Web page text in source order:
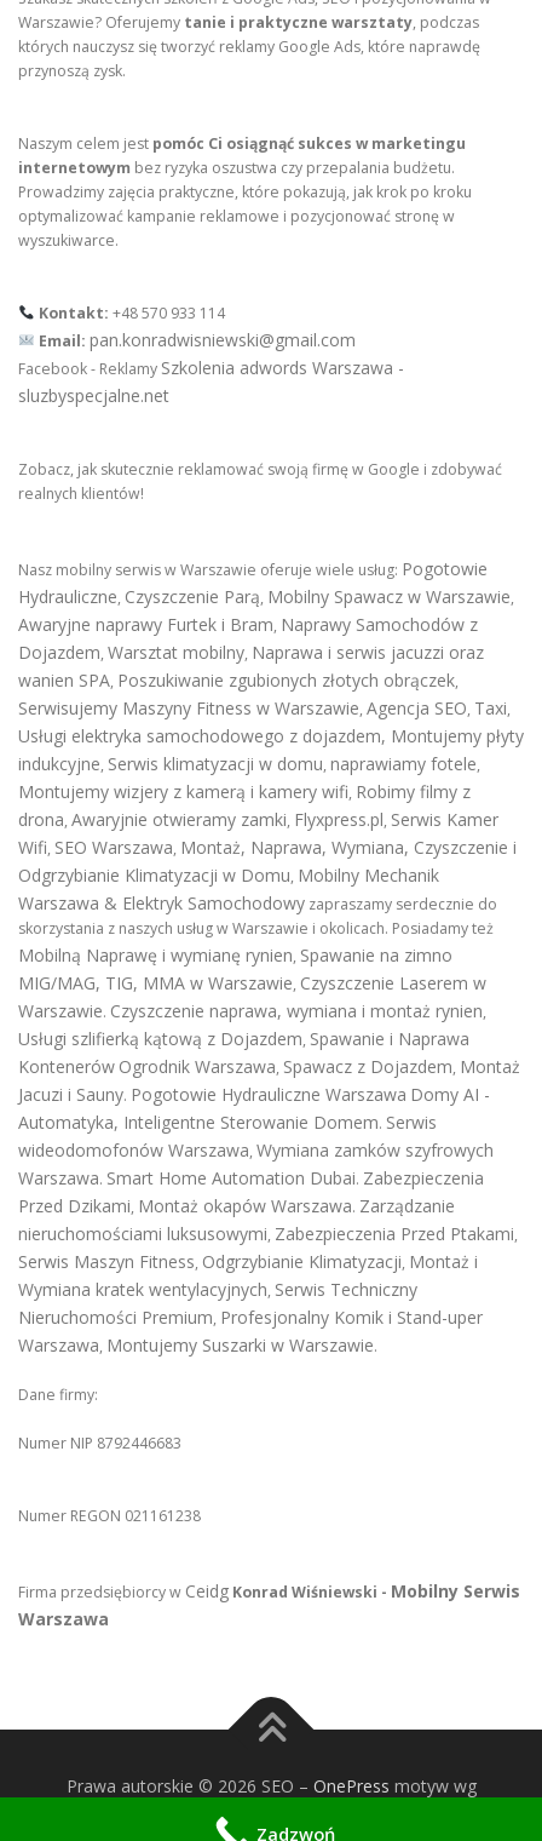
Warszawie? Oferujemy tanie i praktyczne warsztaty, podczas
których nauczysz się tworzyć reklamy Google Ads, które naprawdę
przynoszą zysk.
Naszym celem jest pomóc Ci osiągnąć sukces w marketingu
internetowym bez ryzyka oszustwa czy przepalania budżetu.
Prowadzimy zajęcia praktyczne, które pokazują, jak krok po kroku
optymalizować kampanie reklamowe i pozycjonować stronę w
wyszukiwarce.
Kontakt: +48 570 933 114
Email: pan.konradwisniewski@gmail.com
Facebook - Reklamy Szkolenia adwords Warszawa -
sluzbyspecjalne.net
Zobacz, jak skutecznie reklamować swoją firmę w Google i zdobywać
realnych klientów!
Nasz mobilny serwis w Warszawie oferuje wiele usług: Pogotowie
Hydrauliczne, Czyszczenie Parą, Mobilny Spawacz w Warszawie,
Awaryjne naprawy Furtek i Bram, Naprawy Samochodów z
Dojazdem, Warsztat mobilny, Naprawa i serwis jacuzzi oraz
wanien SPA, Poszukiwanie zgubionych złotych obrączek,
Serwisujemy Maszyny Fitness w Warszawie, Agencja SEO, Taxi,
Usługi elektryka samochodowego z dojazdem, Montujemy płyty
indukcyjne, Serwis klimatyzacji w domu, naprawiamy fotele,
Montujemy wizjery z kamerą i kamery wifi, Robimy filmy z
drona, Awaryjnie otwieramy zamki, Flyxpress.pl, Serwis Kamer
Wifi, SEO Warszawa, Montaż, Naprawa, Wymiana, Czyszczenie i
Odgrzybianie Klimatyzacji w Domu, Mobilny Mechanik
Warszawa & Elektryk Samochodowy zapraszamy serdecznie do
skorzystania z naszych usług w Warszawie i okolicach. Posiadamy też
Mobilną Naprawę i wymianę rynien, Spawanie na zimno
MIG/MAG, TIG, MMA w Warszawie, Czyszczenie Laserem w
Warszawie. Czyszczenie naprawa, wymiana i montaż rynien,
Usługi szlifierką kątową z Dojazdem, Spawanie i Naprawa
Kontenerów Ogrodnik Warszawa, Spawacz z Dojazdem, Montaż
Jacuzi i Sauny. Pogotowie Hydrauliczne Warszawa Domy AI -
Automatyka, Inteligentne Sterowanie Domem. Serwis
wideodomofonów Warszawa, Wymiana zamków szyfrowych
Warszawa. Smart Home Automation Dubai. Zabezpieczenia
Przed Dzikami, Montaż okapów Warszawa. Zarządzanie
nieruchomościami luksusowymi, Zabezpieczenia Przed Ptakami,
Serwis Maszyn Fitness, Odgrzybianie Klimatyzacji, Montaż i
Wymiana kratek wentylacyjnych, Serwis Techniczny
Nieruchomości Premium, Profesjonalny Komik i Stand-uper
Warszawa, Montujemy Suszarki w Warszawie.
Dane firmy:
Numer NIP 8792446683
Numer REGON 021161238
Firma przedsiębiorcy w Ceidg Konrad Wiśniewski - Mobilny Serwis
Warszawa
Prawa autorskie © 2026 SEO – OnePress motyw wg
FameThemes
Zadzwoń